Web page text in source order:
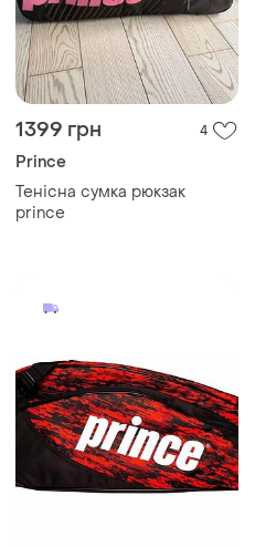
1399 грн 4
Prince
Тенісна сумка рюкзак
prince